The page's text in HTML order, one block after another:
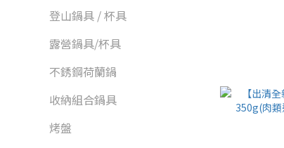
登山鍋具 / 杯具
露營鍋具/杯具
不銹鋼荷蘭鍋
收納組合鍋具
烤盤